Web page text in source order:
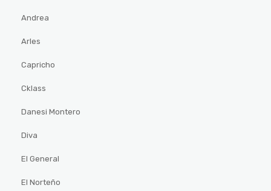
Andrea
Arles
Capricho
Cklass
Danesi Montero
Diva
El General
El Norteño